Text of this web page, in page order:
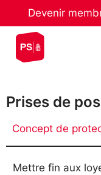
Devenir
Prises de
Concept de
Mettre fin aux